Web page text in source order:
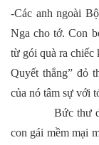
-Các anh ngoài
Nga cho tớ. Con
từ gói quà ra chiếc
Quyết thắng” đỏ
của nó tâm sự với
Bức thư dày
con gái mềm mại